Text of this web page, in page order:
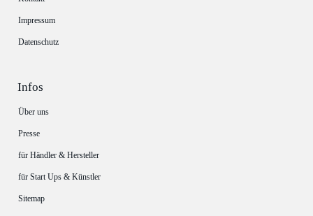
Impressum
Datenschutz
Infos
Über uns
Presse
für Händler & Hersteller
für Start Ups & Künstler
Sitemap